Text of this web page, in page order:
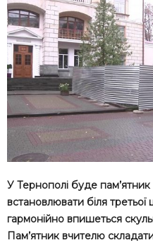
У Тернополі буде
встановлювати біля
гармонійно впишеться
Пам’ятник вчителю